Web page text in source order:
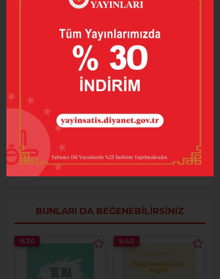
9786254358548
Baskı Sayısı 2
Türkçe
Esra KALPAKÇI
Kapak Bilgisi
Kategori Gençlik
Sayfa Sayısı
Ürün Ölçüsü
BUNLARI DA BEĞENEBILIRSINIZ
%30 %40